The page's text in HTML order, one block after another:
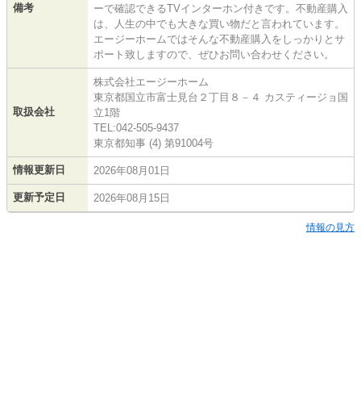
備考
ーで確認できるTVインターホン付きです。不動産購入
は、人生の中でも大きな買い物だと言われています。
エージーホームではそんな不動産購入をしっかりとサ
ポート致しますので、ぜひお問い合わせください。
取扱会社
株式会社エージーホーム
東京都国立市富士見台２丁目８－４ カスティージョ国
立1階
TEL:042-505-9437
東京都知事 (4) 第91004号
情報更新日 2026年08月01日
更新予定日 2026年08月15日
情報の見方